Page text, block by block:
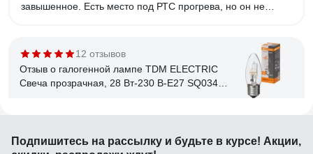
завышенное. Есть место под РТС прогрева, но он не
12 отзывов
Отзыв о галогенной лампе TDM ELECTRIC
Свеча прозрачная, 28 Вт-230 В-Е27 SQ0341-
Свет теплый, при низком напряжении не отключаются
Подпишитесь на рассылку и будьте в курсе! Акции,